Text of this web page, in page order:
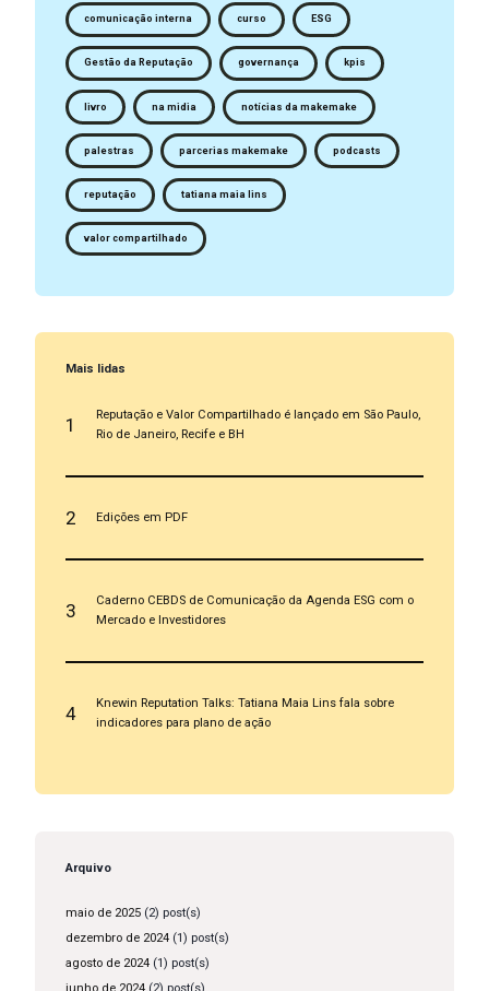
comunicação interna curso ESG
Gestão da Reputação governança kpis
livro na midia notícias da makemake
palestras parcerias makemake podcasts
reputação tatiana maia lins
valor compartilhado
Mais lidas
1
Reputação e Valor Compartilhado é lançado em São Paulo,
Rio de Janeiro, Recife e BH
2 Edições em PDF
3
Caderno CEBDS de Comunicação da Agenda ESG com o
Mercado e Investidores
4
Knewin Reputation Talks: Tatiana Maia Lins fala sobre
indicadores para plano de ação
Arquivo
maio de 2025(2) post(s)
dezembro de 2024(1) post(s)
agosto de 2024(1) post(s)